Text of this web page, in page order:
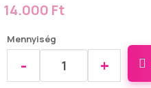
14.000 Ft
Mennyiség
- +